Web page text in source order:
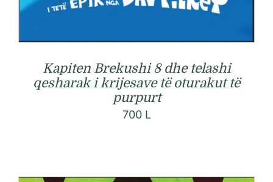
Kapiten Brekushi 8 dhe telashi
qesharak i krijesave të oturakut të
purpurt
700 L